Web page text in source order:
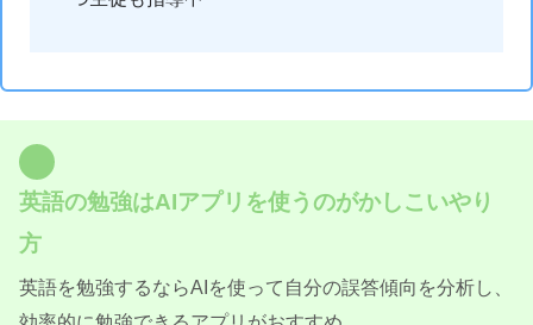
英語の勉強はAIアプリを使うのがかしこいやり
方
英語を勉強するならAIを使って自分の誤答傾向を分析し、